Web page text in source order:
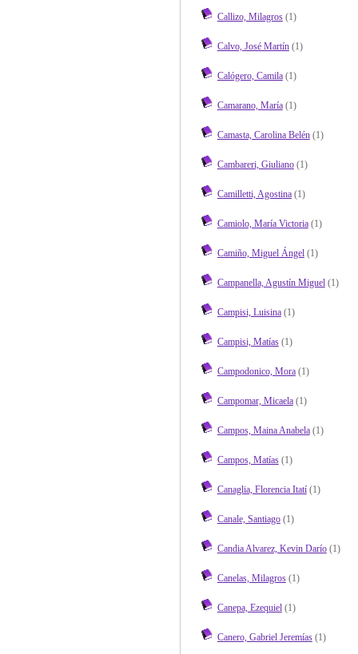
Callizo, Milagros(1)
Calvo, José Martín(1)
Calógero, Camila(1)
Camarano, María(1)
Camasta, Carolina Belén(1)
Cambareri, Giuliano(1)
Camilletti, Agostina(1)
Camiolo, María Victoria(1)
Camiño, Miguel Ángel(1)
Campanella, Agustín Miguel(1)
Campisi, Luisina(1)
Campisi, Matías(1)
Campodonico, Mora(1)
Campomar, Micaela(1)
Campos, Maina Anabela(1)
Campos, Matías(1)
Canaglia, Florencia Itatí(1)
Canale, Santiago(1)
Candia Alvarez, Kevin Darío(1)
Canelas, Milagros(1)
Canepa, Ezequiel(1)
Canero, Gabriel Jeremías(1)